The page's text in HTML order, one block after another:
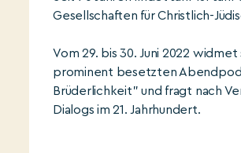
Gesellschaften für Christlich-
Vom 29. bis 30. Juni 2022
prominent besetzten
Brüderlichkeit” und fragt nach
Dialogs im 21. Jahrhundert.